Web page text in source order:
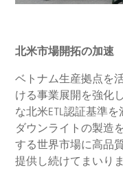
北米市場開拓の加速
ベトナム生産拠点を活
ける事業展開を強化
な北米ETL認証基準
ダウンライトの製造
する世界市場に高品
提供し続けてまいりま